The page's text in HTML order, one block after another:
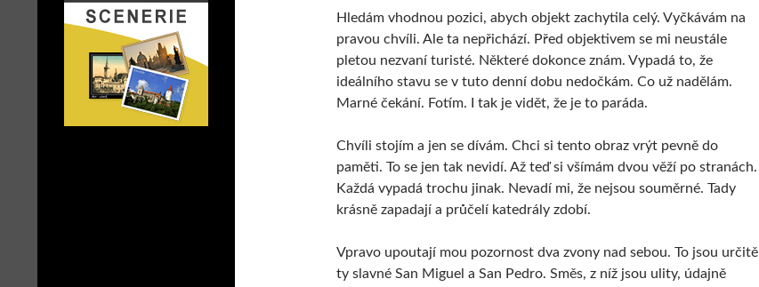
Hledám vhodnou pozici, abych objekt zachytila celý. Vyčkávám na
pravou chvíli. Ale ta nepřichází. Před objektivem se mi neustále
pletou nezvaní turisté. Některé dokonce znám. Vypadá to, že
ideálního stavu se v tuto denní dobu nedočkám. Co už nadělám.
Marné čekání. Fotím. I tak je vidět, že je to paráda.
Chvíli stojím a jen se dívám. Chci si tento obraz vrýt pevně do
paměti. To se jen tak nevidí. Až teď si všímám dvou věží po stranách.
Každá vypadá trochu jinak. Nevadí mi, že nejsou souměrné. Tady
krásně zapadají a průčelí katedrály zdobí.
Vpravo upoutají mou pozornost dva zvony nad sebou. To jsou určitě
ty slavné San Miguel a San Pedro. Směs, z níž jsou ulity, údajně